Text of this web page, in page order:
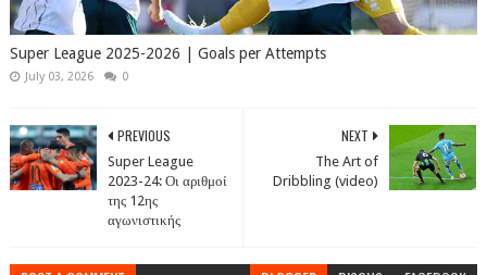
Super League 2025-2026 | Goals per Attempts
July 03, 2026 0
NEXT
The Art of
Dribbling (video)
PREVIOUS
Super League
2023-24: Οι αριθμοί
της 12ης
αγωνιστικής